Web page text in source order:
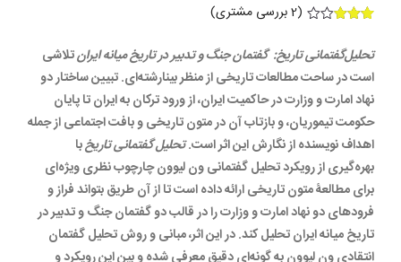
از 5 در
ی
مشتری
(
2بررسی مشتری)
تحلیل‌گفتمانی تاریخ: گفتمان جنگ و تدبیر در تاریخ میانه ایرانتلاشی
است در ساحت مطالعات تاریخی از منظر بینارشته‌ای. تبیین ساختار دو
نهاد امارت و وزارت در حاکمیت ایران، از ورود ترکان به ایران تا پایان
حکومت تیموریان، و بازتاب آن در متون تاریخی و بافت اجتماعی از جمله
اهداف نویسنده از نگارش این اثر است.تحلیل گفتمانی تاریخبا
بهره‌گیری از رویکرد تحلیل گفتمانی ون لیوون چارچوب نظری ویژه‌ای
برای مطالعۀ متون تاریخی ارائه داده است تا از آن طریق بتواند فراز و
فرودهای دو نهاد امارت و وزارت را در قالب دو گفتمان جنگ و تدبیر در
تاریخ میانه ایران تحلیل کند. در این اثر، مبانی و روش تحلیل گفتمان